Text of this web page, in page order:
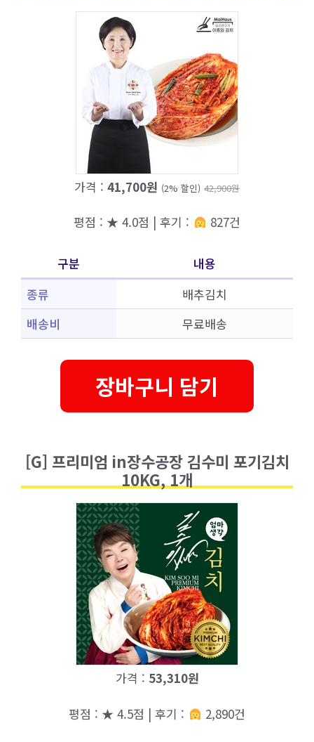
가격 : 41,700원 (2% 할인) 42,900원
평점 : ★ 4.0점 | 후기 : 827건
구분
내용
종류
배추김치
배송비
무료배송
장바구니 담기
[G] 프리미엄 in장수공장 김수미 포기김치
10KG, 1개
가격 : 53,310원
평점 : ★ 4.5점 | 후기 : 2,890건